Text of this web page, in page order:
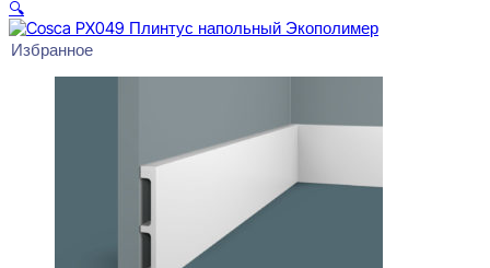
🔍
Избранное